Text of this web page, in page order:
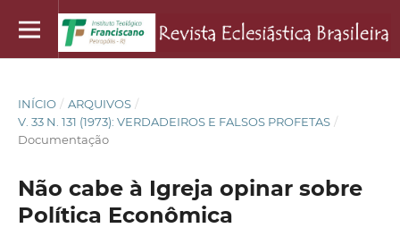
INÍCIO / ARQUIVOS /
V. 33 N. 131 (1973): VERDADEIROS E FALSOS PROFETAS /
Documentação
Não cabe à Igreja opinar sobre
Política Econômica